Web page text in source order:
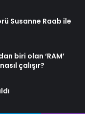
Susanne Raab ile
biri olan ‘RAM’
çalışır?